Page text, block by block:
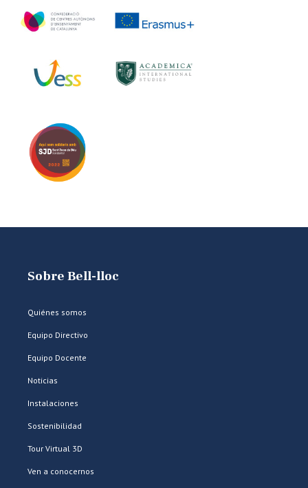
Sobre Bell-lloc
Quiénes somos
Equipo Directivo
Equipo Docente
Noticias
Instalaciones
Sostenibilidad
Tour Virtual 3D
Ven a conocernos